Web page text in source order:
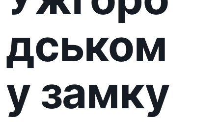
екскурсоводами Ужгорода та
обговоренням та виступами на
тему найцікавіших сторін сфери
екскурсовода. У зв’язку з цим
запрошуємо взяти участь в